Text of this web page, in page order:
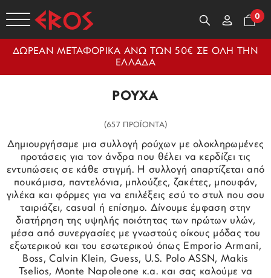
0
ΔΩΡΕΑΝ ΜΕΤΑΦΟΡΙΚΑ ΑΝΩ ΤΩΝ 50€ ΣΕ ΟΛΗ ΤΗΝ
ΕΛΛΑΔΑ
ΡΟΥΧΑ
(657 ΠΡΟΪΟΝΤΑ)
Δημιουργήσαμε μια συλλογή ρούχων με ολοκληρωμένες
προτάσεις για τον άνδρα που θέλει να κερδίζει τις
εντυπώσεις σε κάθε στιγμή. Η συλλογή απαρτίζεται από
πουκάμισα, παντελόνια, μπλούζες, ζακέτες, μπουφάν,
γιλέκα και φόρμες για να επιλέξεις εσύ το στυλ που σου
ταιριάζει, casual ή επίσημο. Δίνουμε έμφαση στην
διατήρηση της υψηλής ποιότητας των πρώτων υλών,
μέσα από συνεργασίες με γνωστούς οίκους μόδας του
εξωτερικού και του εσωτερικού όπως Emporio Armani,
Boss, Calvin Klein, Guess, U.S. Polo ASSN, Makis
Tselios, Monte Napoleone κ.α. και σας καλούμε να